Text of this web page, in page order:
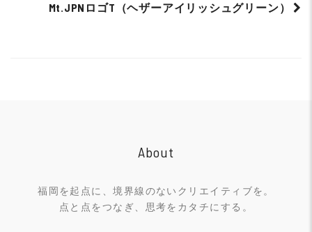
Mt.JPNロゴT（ヘザーアイリッシュグリーン）
About
福岡を起点に、境界線のないクリエイティブを。
点と点をつなぎ、思考をカタチにする。